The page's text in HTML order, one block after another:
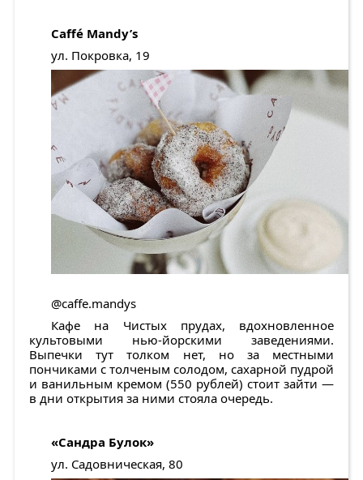
Caffé Mandy’s
ул. Покровка, 19
@caffe.mandys
Кафе на Чистых прудах, вдохновленное
культовыми нью-йорскими заведениями.
Выпечки тут толком нет, но за местными
пончиками с толченым солодом, сахарной пудрой
и ванильным кремом (550 рублей) стоит зайти —
в дни открытия за ними стояла очередь.
«Сандра Булок»
ул. Садовническая, 80